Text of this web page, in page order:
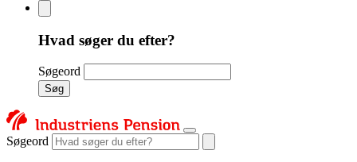
Hvad søger du efter?
Søgeord
Søg
Søgeord